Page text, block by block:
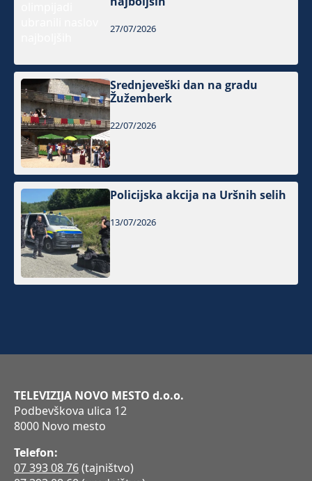
27/07/2026
Srednjeveški dan na gradu
Žužemberk
22/07/2026
Policijska akcija na Uršnih selih
13/07/2026
TELEVIZIJA NOVO MESTO d.o.o.
Podbevškova ulica 12
8000 Novo mesto
Telefon:
07 393 08 76(tajništvo)